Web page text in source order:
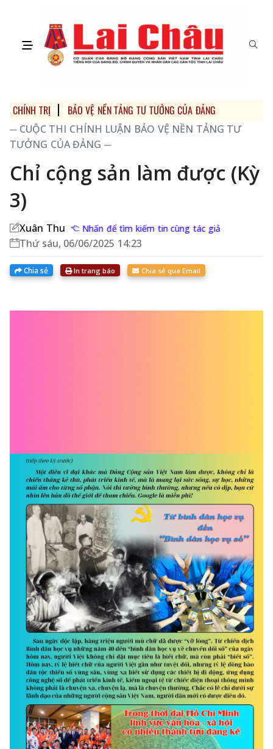
CHÍNH TRỊ BẢO VỆ NỀN TẢNG TƯ TƯỞNG CỦA ĐẢNG
─ CUỘC THI CHÍNH LUẬN BẢO VỆ NỀN TẢNG TƯ
TƯỞNG CỦA ĐẢNG ─
Chỉ cộng sản làm được (Kỳ
3)
Xuân Thu Nhấn để tìm kiếm tin cùng tác giả
Thứ sáu, 06/06/2025 14:23
Chia sẻ In trang báo Chia sẻ qua Email